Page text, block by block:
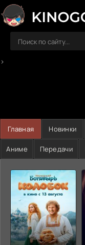
>
Главная Новинки
Аниме Передачи